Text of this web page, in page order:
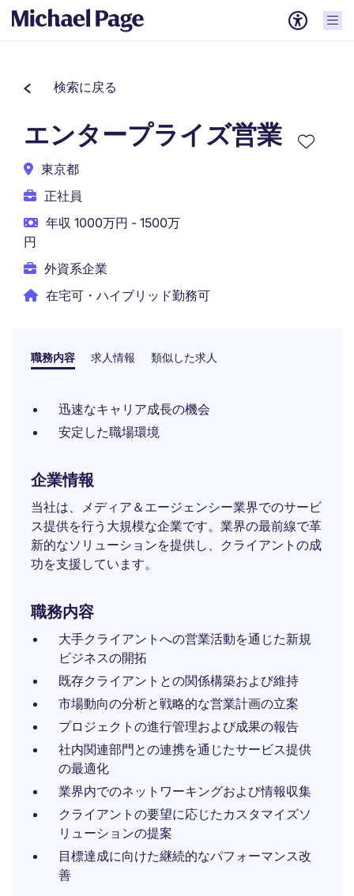
検索に戻る
エンタープライズ営業
東京都
正社員
年収 1000万円 - 1500万
円
外資系企業
在宅可・ハイブリッド勤務可
職務内容 求人情報 類似した求人
迅速なキャリア成長の機会
安定した職場環境
企業情報
当社は、メディア＆エージェンシー業界でのサービ
ス提供を行う大規模な企業です。業界の最前線で革
新的なソリューションを提供し、クライアントの成
功を支援しています。
職務内容
大手クライアントへの営業活動を通じた新規
ビジネスの開拓
既存クライアントとの関係構築および維持
市場動向の分析と戦略的な営業計画の立案
プロジェクトの進行管理および成果の報告
社内関連部門との連携を通じたサービス提供
の最適化
業界内でのネットワーキングおよび情報収集
クライアントの要望に応じたカスタマイズソ
リューションの提案
目標達成に向けた継続的なパフォーマンス改
善